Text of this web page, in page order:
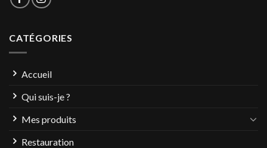
CATÉGORIES
Accueil
Qui suis-je ?
Mes produits
Restauration